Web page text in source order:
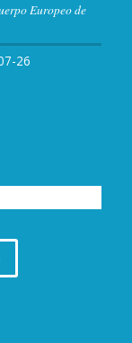
Europeo de
26